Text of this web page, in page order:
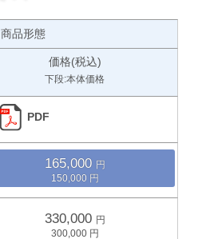
商品形態
価格(税込)
下段:本体価格
PDF
165,000
150,000
330,000
300,000